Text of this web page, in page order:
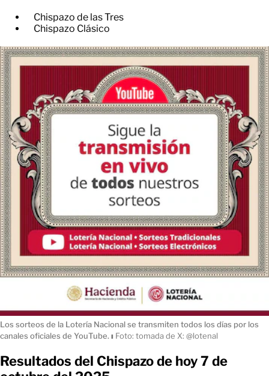
Chispazo de las Tres
Chispazo Clásico
Los sorteos de la Lotería Nacional se transmiten todos los días por los
canales oficiales de YouTube. ı Foto: tomada de X: @lotenal
Resultados del Chispazo de hoy 7 de